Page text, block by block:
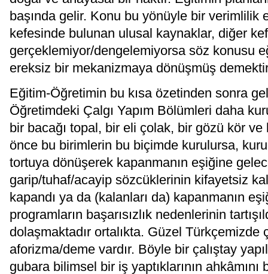
başında gelir. Konu bu yönüyle bir verimlilik
kefesinde bulunan ulusal kaynaklar, diğer
gerçeklemiyor/dengelemiyorsa söz konusu
ereksiz bir mekanizmaya dönüşmüş
Eğitim-Öğretimin bu kısa özetinden sonra
Öğretimdeki Çalgı Yapım Bölümleri daha
bir bacağı topal, bir eli çolak, bir gözü kör ve
önce bu birimlerin bu biçimde kurulursa,
tortuya dönüşerek kapanmanın eşiğine
garip/tuhaf/acayip sözcüklerinin kifayetsiz
kapandı ya da (kalanları da) kapanmanın
programların başarısızlık nedenlerinin
dolaşmaktadır ortalıkta. Güzel
aforizma/deme vardır. Böyle bir çalıştay
gubara bilimsel bir iş yaptıklarının